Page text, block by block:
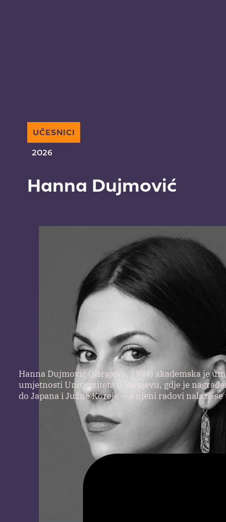
UČESNICI
2026
Hanna Dujmović
Hanna Dujmović (Sarajevo, 1994) akademska je
umjetnosti Univerziteta u Sarajevu, gdje je
do Japana i Južne Koreje — a njeni radovi nalaze